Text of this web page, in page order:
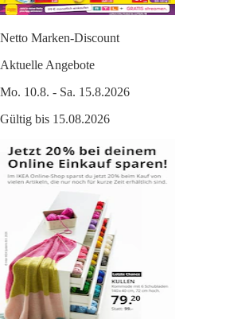
Netto Marken-Discount
Aktuelle Angebote
Mo. 10.8. - Sa. 15.8.2026
Gültig bis 15.08.2026